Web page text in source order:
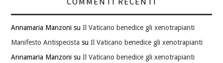
Annamaria Manzoni suIl Vaticano benedice gli xenotrapianti
Manifesto Antispecista suIl Vaticano benedice gli xenotrapianti
Annamaria Manzoni suIl Vaticano benedice gli xenotrapianti